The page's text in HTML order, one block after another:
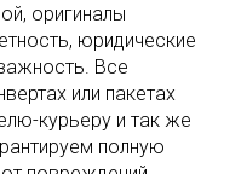
оригиналы
юридические
Все
или пакетах
курьеру и так же
полную